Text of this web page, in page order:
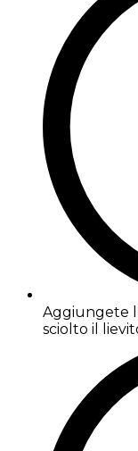
Aggiungete
sciolto il